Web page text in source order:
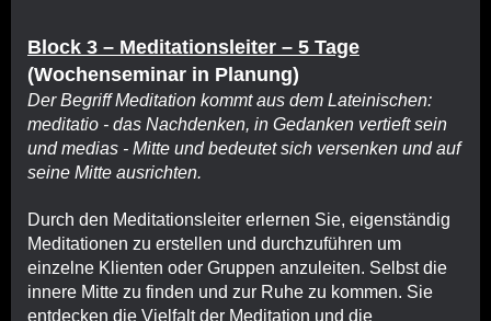
Block 3 – Meditationsleiter – 5 Tage
(Wochenseminar in Planung)
Der Begriff Meditation kommt aus dem Lateinischen:
meditatio - das Nachdenken, in Gedanken vertieft sein
und medias - Mitte und bedeutet sich versenken und auf
seine Mitte ausrichten.
Durch den Meditationsleiter erlernen Sie, eigenständig
Meditationen zu erstellen und durchzuführen um
einzelne Klienten oder Gruppen anzuleiten. Selbst die
innere Mitte zu finden und zur Ruhe zu kommen. Sie
entdecken die Vielfalt der Meditation und die